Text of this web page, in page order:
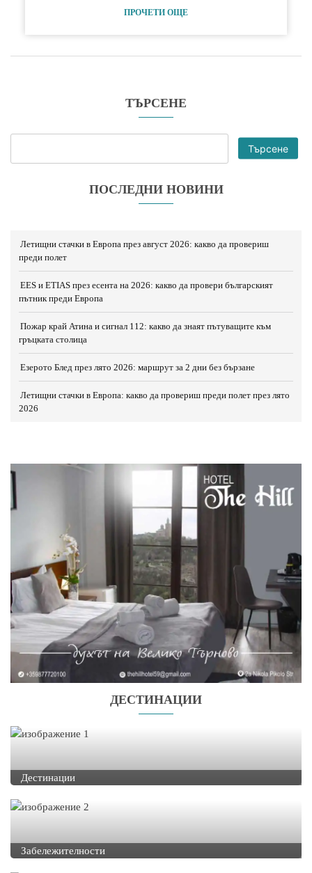
ТЪРСЕНЕ
Търсене
ПОСЛЕДНИ НОВИНИ
Летищни стачки в Европа през август 2026: какво да провериш
преди полет
EES и ETIAS през есента на 2026: какво да провери българският
пътник преди Европа
Пожар край Атина и сигнал 112: какво да знаят пътуващите към
гръцката столица
Езерото Блед през лято 2026: маршрут за 2 дни без бързане
Летищни стачки в Европа: какво да провериш преди полет през лято
2026
ДЕСТИНАЦИИ
Дестинации
Забележителности
ПРОЧЕТИ ОЩЕ